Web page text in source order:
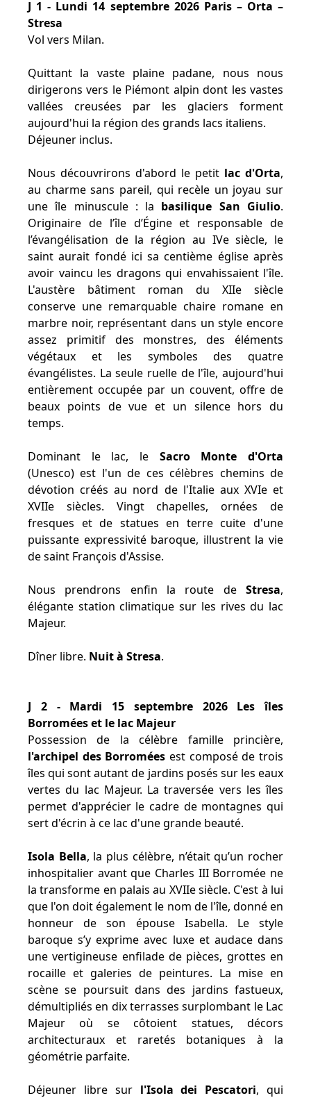
J 1 - Lundi 14 septembre 2026 Paris – Orta –
Stresa
Vol vers Milan.
Quittant la vaste plaine padane, nous nous
dirigerons vers le Piémont alpin dont les vastes
vallées creusées par les glaciers forment
aujourd'hui la région des grands lacs italiens.
Déjeuner inclus.
Nous découvrirons d'abord le petit lac d'Orta,
au charme sans pareil, qui recèle un joyau sur
une île minuscule : la basilique San Giulio.
Originaire de l’île d’Égine et responsable de
l’évangélisation de la région au IVe siècle, le
saint aurait fondé ici sa centième église après
avoir vaincu les dragons qui envahissaient l'île.
L'austère bâtiment roman du XIIe siècle
conserve une remarquable chaire romane en
marbre noir, représentant dans un style encore
assez primitif des monstres, des éléments
végétaux et les symboles des quatre
évangélistes. La seule ruelle de l'île, aujourd'hui
entièrement occupée par un couvent, offre de
beaux points de vue et un silence hors du
temps.
Dominant le lac, le Sacro Monte d'Orta
(Unesco) est l'un de ces célèbres chemins de
dévotion créés au nord de l'Italie aux XVIe et
XVIIe siècles. Vingt chapelles, ornées de
fresques et de statues en terre cuite d'une
puissante expressivité baroque, illustrent la vie
de saint François d'Assise.
Nous prendrons enfin la route de Stresa,
élégante station climatique sur les rives du lac
Majeur.
Dîner libre. Nuit à Stresa.
J 2 - Mardi 15 septembre 2026 Les îles
Borromées et le lac Majeur
Possession de la célèbre famille princière,
l'archipel des Borromées est composé de trois
îles qui sont autant de jardins posés sur les eaux
vertes du lac Majeur. La traversée vers les îles
permet d'apprécier le cadre de montagnes qui
sert d'écrin à ce lac d'une grande beauté.
Isola Bella, la plus célèbre, n’était qu’un rocher
inhospitalier avant que Charles III Borromée ne
la transforme en palais au XVIIe siècle. C'est à lui
que l'on doit également le nom de l'île, donné en
honneur de son épouse Isabella. Le style
baroque s’y exprime avec luxe et audace dans
une vertigineuse enfilade de pièces, grottes en
rocaille et galeries de peintures. La mise en
scène se poursuit dans des jardins fastueux,
démultipliés en dix terrasses surplombant le Lac
Majeur où se côtoient statues, décors
architecturaux et raretés botaniques à la
géométrie parfaite.
Déjeuner libre sur l'Isola dei Pescatori, qui